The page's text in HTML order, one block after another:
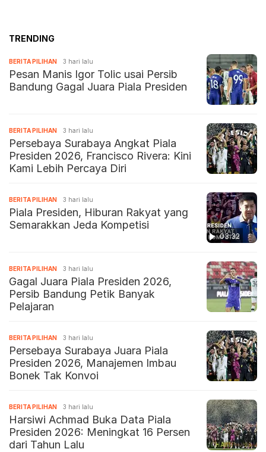
TRENDING
BERITA PILIHAN 3 hari lalu
Pesan Manis Igor Tolic usai Persib
Bandung Gagal Juara Piala Presiden
BERITA PILIHAN 3 hari lalu
Persebaya Surabaya Angkat Piala
Presiden 2026, Francisco Rivera: Kini
Kami Lebih Percaya Diri
03:32
BERITA PILIHAN 3 hari lalu
Piala Presiden, Hiburan Rakyat yang
Semarakkan Jeda Kompetisi
BERITA PILIHAN 3 hari lalu
Gagal Juara Piala Presiden 2026,
Persib Bandung Petik Banyak
Pelajaran
BERITA PILIHAN 3 hari lalu
Persebaya Surabaya Juara Piala
Presiden 2026, Manajemen Imbau
Bonek Tak Konvoi
BERITA PILIHAN 3 hari lalu
Harsiwi Achmad Buka Data Piala
Presiden 2026: Meningkat 16 Persen
dari Tahun Lalu